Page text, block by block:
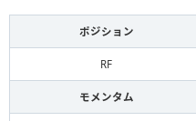
ポジション
RF
モメンタム